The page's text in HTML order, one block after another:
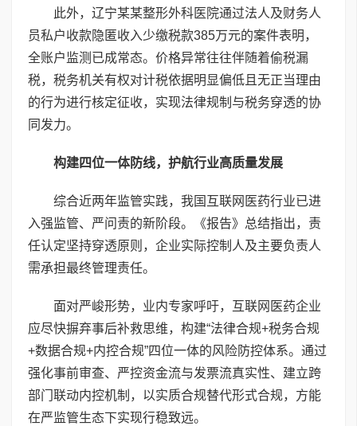
此外，辽宁某某整形外科医院通过法人及财务人
员私户收款隐匿收入少缴税款385万元的案件表明，
全账户监测已成常态。价格异常往往伴随着偷税漏
税，税务机关有权对计税依据明显偏低且无正当理由
的行为进行核定征收，实现法律规制与税务穿透的协
同发力。
构建四位一体防线，护航行业高质量发展
综合近两年监管实践，我国互联网医药行业已进
入强监管、严问责的新阶段。《报告》总结指出，责
任认定坚持穿透原则，企业实际控制人及主要负责人
需承担最终管理责任。
面对严峻形势，业内专家呼吁，互联网医药企业
应尽快摒弃事后补救思维，构建“法律合规+税务合规
+数据合规+内控合规”四位一体的风险防控体系。通过
强化事前审查、严控资金流与发票流真实性、建立跨
部门联动内控机制，以实质合规替代形式合规，方能
在严监管生态下实现行稳致远。